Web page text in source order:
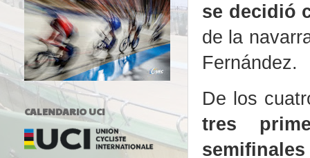
se decidió
de la
Fernández.
De los
tres
CALENDARIO UCI